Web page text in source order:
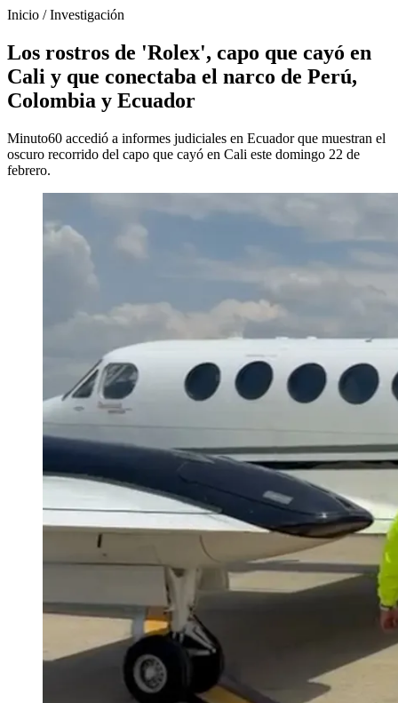
Inicio /Investigación
Los rostros de 'Rolex', capo que cayó en
Cali y que conectaba el narco de Perú,
Colombia y Ecuador
Minuto60 accedió a informes judiciales en Ecuador que muestran el
oscuro recorrido del capo que cayó en Cali este domingo 22 de
febrero.